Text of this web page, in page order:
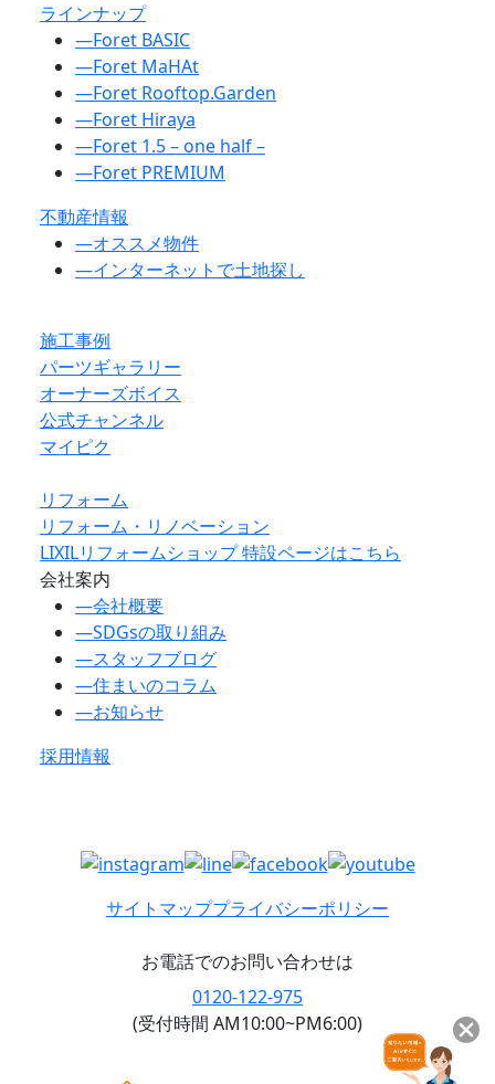
ラインナップ
―Foret BASIC
―Foret MaHAt
―Foret Rooftop.Garden
―Foret Hiraya
―Foret 1.5 – one half –
―Foret PREMIUM
不動産情報
―オススメ物件
―インターネットで土地探し
施工事例
パーツギャラリー
オーナーズボイス
公式チャンネル
マイピク
リフォーム
リフォーム・リノベーション
LIXILリフォームショップ 特設ページはこちら
会社案内
―会社概要
―SDGsの取り組み
―スタッフブログ
―住まいのコラム
―お知らせ
採用情報
サイトマッププライバシーポリシー
お電話でのお問い合わせは
0120-122-975
(受付時間 AM10:00~PM6:00)